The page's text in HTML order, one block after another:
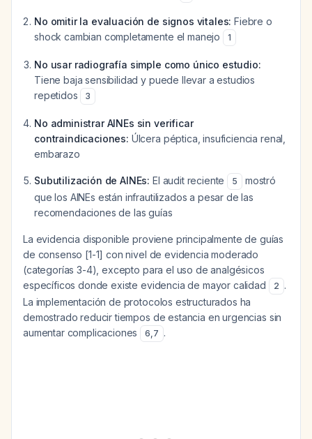
No omitir la evaluación de signos vitales: Fiebre o
shock cambian completamente el manejo
1
No usar radiografía simple como único estudio:
Tiene baja sensibilidad y puede llevar a estudios
repetidos
3
No administrar AINEs sin verificar
contraindicaciones: Úlcera péptica, insuficiencia renal,
embarazo
Subutilización de AINEs: El audit reciente 5
mostró
que los AINEs están infrautilizados a pesar de las
recomendaciones de las guías
La evidencia disponible proviene principalmente de guías
de consenso [1-1] con nivel de evidencia moderado
(categorías 3-4), excepto para el uso de analgésicos
específicos donde existe evidencia de mayor calidad
2 .
La implementación de protocolos estructurados ha
demostrado reducir tiempos de estancia en urgencias sin
aumentar complicaciones
6,7 .